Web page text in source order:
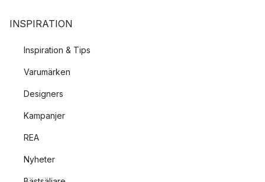
INSPIRATION
Inspiration & Tips
Varumärken
Designers
Kampanjer
REA
Nyheter